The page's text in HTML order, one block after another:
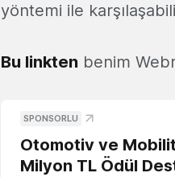
yöntemi ile
Bu linkten benim
SPONSORLU
Otomotiv ve
Milyon TL Ödül